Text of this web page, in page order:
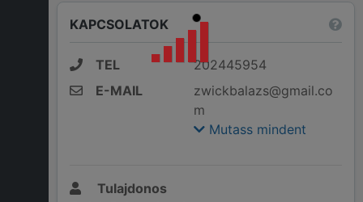
KAPCSOLATOK
TEL
202445954
E-MAIL
zwickbalazs@gmail.co
m
Mutass mindent
Tulajdonos